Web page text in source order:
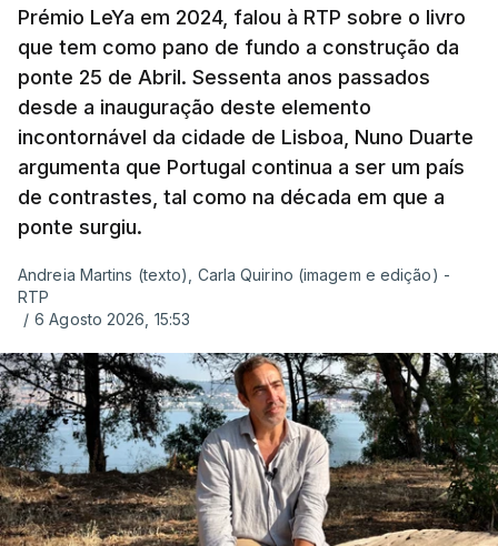
Prémio LeYa em 2024, falou à RTP sobre o livro
que tem como pano de fundo a construção da
ponte 25 de Abril. Sessenta anos passados
desde a inauguração deste elemento
incontornável da cidade de Lisboa, Nuno Duarte
argumenta que Portugal continua a ser um país
de contrastes, tal como na década em que a
ponte surgiu.
Andreia Martins (texto), Carla Quirino (imagem e edição) -
RTP
/ 6 Agosto 2026, 15:53